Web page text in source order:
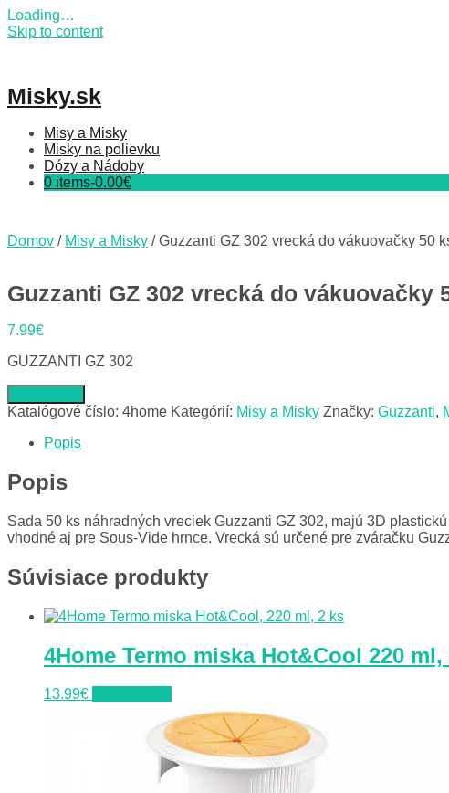
Loading…
Skip to content
Misky.sk
Misy a Misky
Misky na polievku
Dózy a Nádoby
0 items-0.00€
Domov / Misy a Misky / Guzzanti GZ 302 vrecká do vákuovačky 50
Guzzanti GZ 302 vrecká do vákuovačky
7.99€
GUZZANTI GZ 302
Katalógové číslo: 4home Kategórií: Misy a Misky Značky: Guzzanti,
Popis
Popis
Sada 50 ks náhradných vreciek Guzzanti GZ 302, majú 3D
vhodné aj pre Sous-Vide hrnce. Vrecká sú určené pre zváračku
Súvisiace produkty
4Home Termo miska Hot&Cool 220 ml,
13.99€